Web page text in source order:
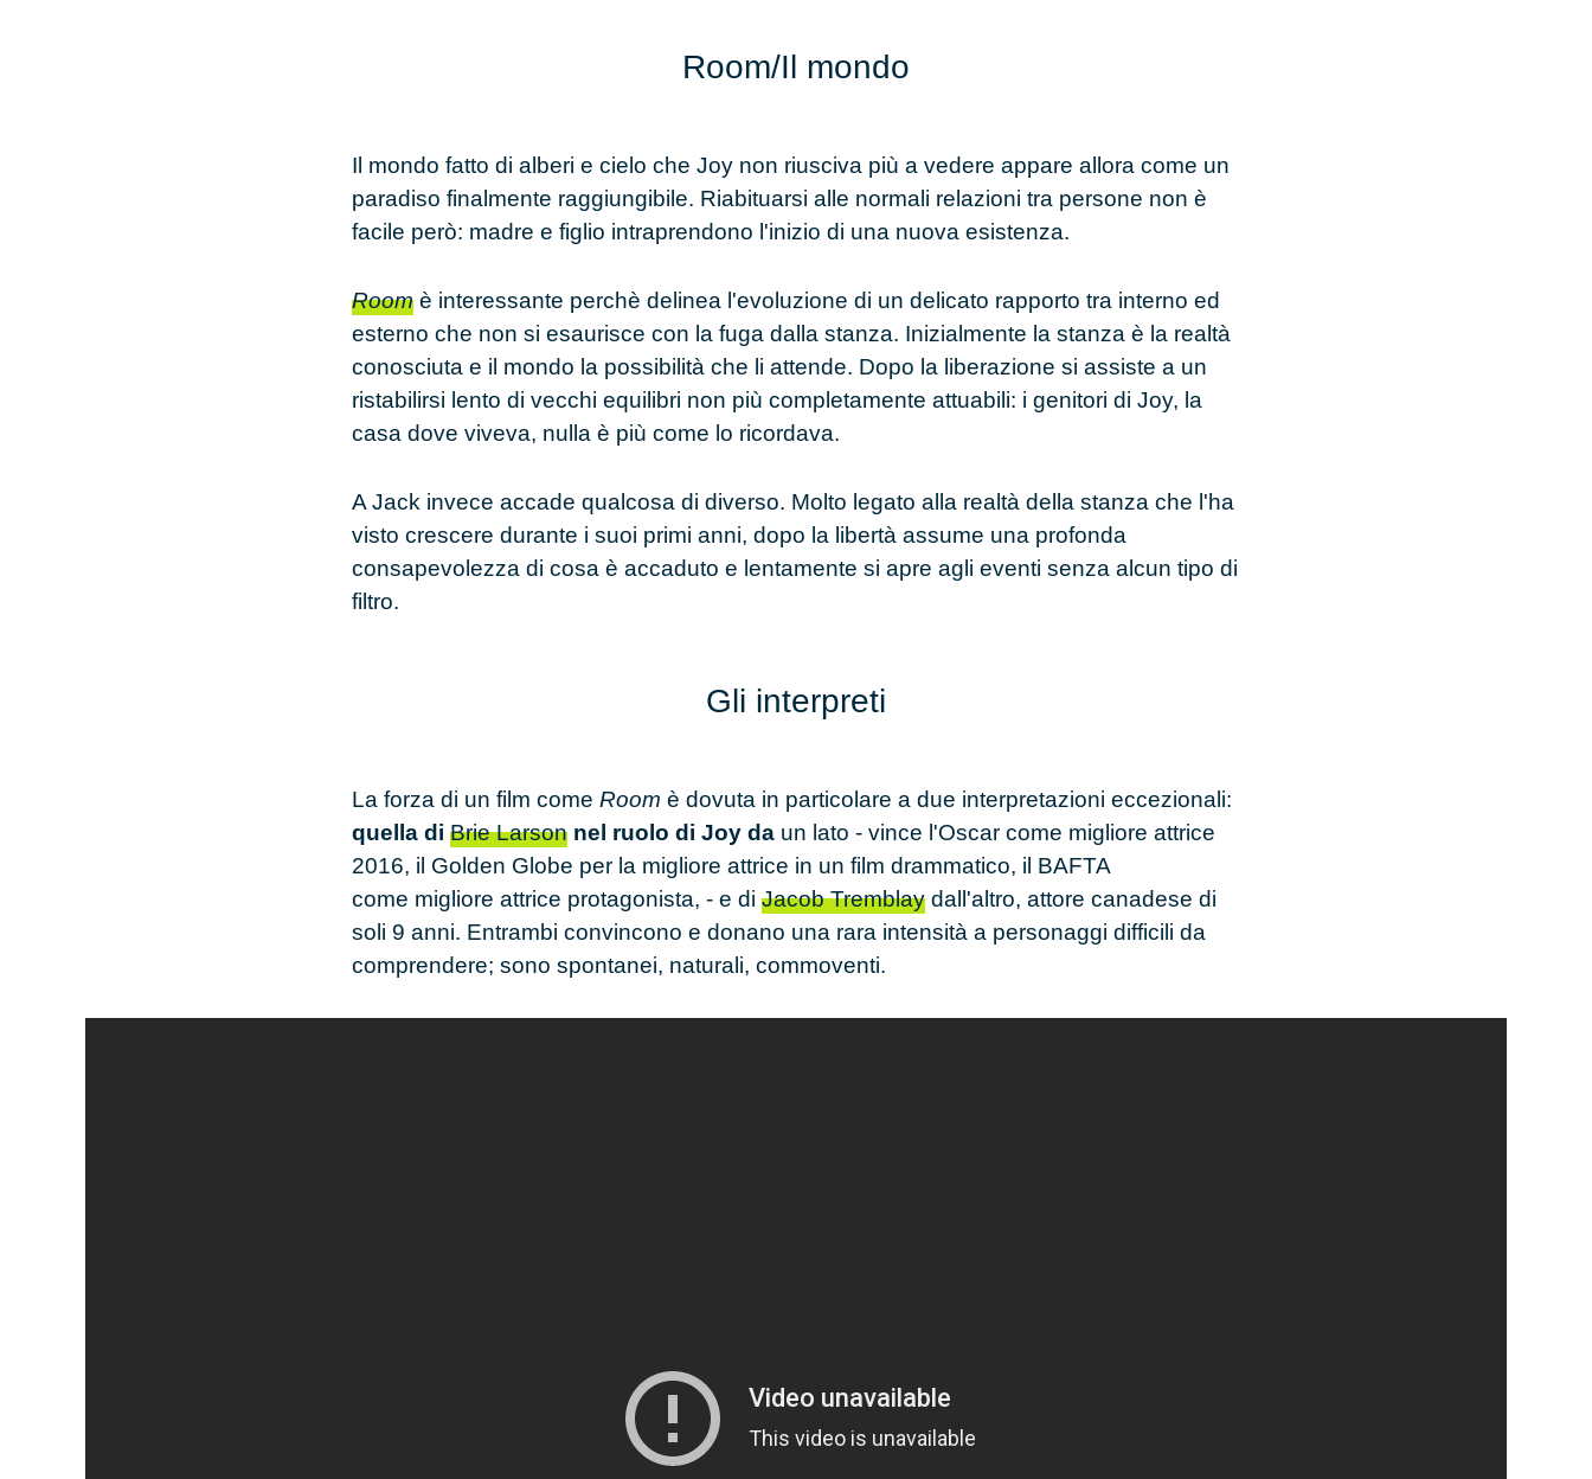
Room/Il mondo
Il mondo fatto di alberi e cielo che Joy non riusciva più a vedere appare allora come un
paradiso finalmente raggiungibile. Riabituarsi alle normali relazioni tra persone non è
facile però: madre e figlio intraprendono l'inizio di una nuova esistenza.
Room è interessante perchè delinea l'evoluzione di un delicato rapporto tra interno ed
esterno che non si esaurisce con la fuga dalla stanza. Inizialmente la stanza è la realtà
conosciuta e il mondo la possibilità che li attende. Dopo la liberazione si assiste a un
ristabilirsi lento di vecchi equilibri non più completamente attuabili: i genitori di Joy, la
casa dove viveva, nulla è più come lo ricordava.
A Jack invece accade qualcosa di diverso. Molto legato alla realtà della stanza che l'ha
visto crescere durante i suoi primi anni, dopo la libertà assume una profonda
consapevolezza di cosa è accaduto e lentamente si apre agli eventi senza alcun tipo di
filtro.
Gli interpreti
La forza di un film come Room è dovuta in particolare a due interpretazioni eccezionali:
quella di Brie Larson nel ruolo di Joy da un lato - vince l'Oscar come migliore attrice
2016, il Golden Globe per la migliore attrice in un film drammatico, il BAFTA
come migliore attrice protagonista, - e di Jacob Tremblay dall'altro, attore canadese di
soli 9 anni. Entrambi convincono e donano una rara intensità a personaggi difficili da
comprendere; sono spontanei, naturali, commoventi.